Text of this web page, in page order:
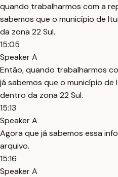
quando trabalharmos com a
sabemos que o município de
da zona 22 Sul.
15:05
Speaker A
Então, quando trabalharmos
já sabemos que o município
dentro da zona 22 Sul.
15:13
Speaker A
Agora que já sabemos essa
arquivo.
15:16
Speaker A